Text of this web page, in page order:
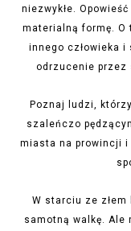
niezwykłe.
materialną formę. O
innego człowieka i
odrzucenie przez
Poznaj ludzi,
szaleńczo
miasta na prowincji i
W starciu ze
samotną walkę. Ale